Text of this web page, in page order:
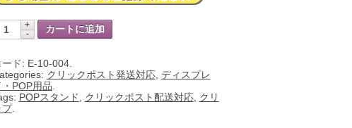
カートに追加
ード: E-10-004.
クリックポスト発送対応, ディスプレ
・POP用品
POPスタンド クリックポスト配送対応, クリ
プ.